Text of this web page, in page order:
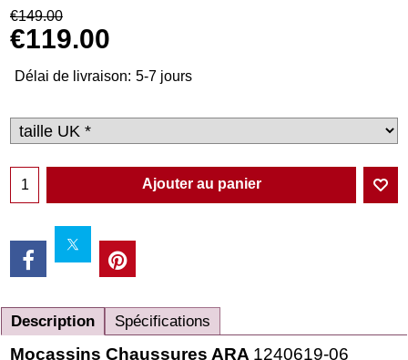
€149.00
€119.00
Délai de livraison: 5-7 jours
Ajouter au panier
Description Spécifications
Mocassins Chaussures ARA 1240619-06